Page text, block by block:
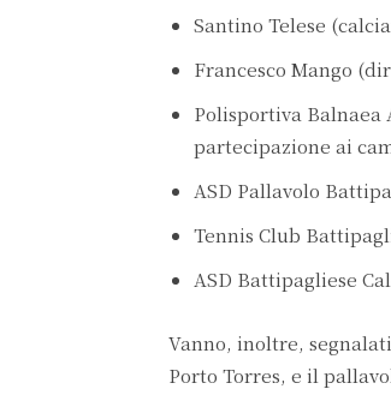
Santino Telese
Francesco Mango
Polisportiva
partecipazione ai
ASD Pallavolo
Tennis Club
ASD Battipagliese
Vanno, inoltre,
Porto Torres, e il